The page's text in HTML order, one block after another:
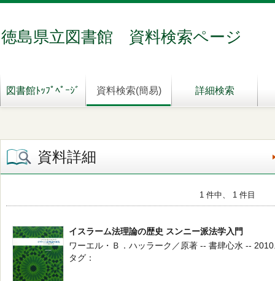
徳島県立図書館 資料検索ページ
図書館ﾄｯﾌﾟﾍﾟｰｼﾞ 資料検索(簡易) 詳細検索
資料詳細
1 件中、 1 件目
イスラーム法理論の歴史 スンニー派法学入門
ワーエル・Ｂ．ハッラーク／原著 -- 書肆心水 --
タグ